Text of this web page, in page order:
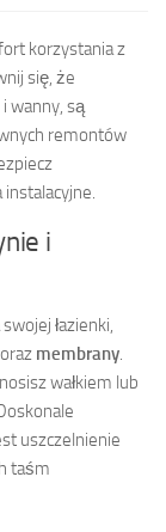
korzystania z
się, że
wanny, są
remontów
i
łazienki,
oraz membrany.
wałkiem lub
uszczelnienie
taśm